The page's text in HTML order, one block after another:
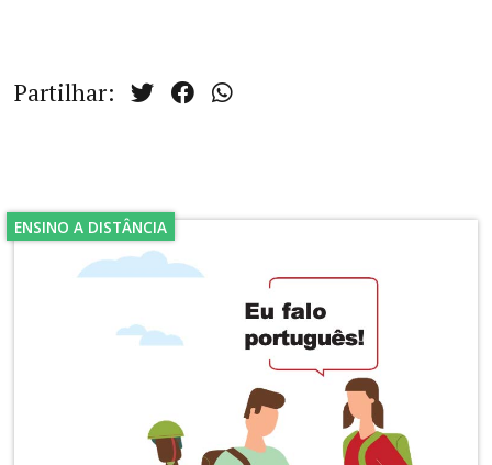
Partilhar:
ENSINO A DISTÂNCIA